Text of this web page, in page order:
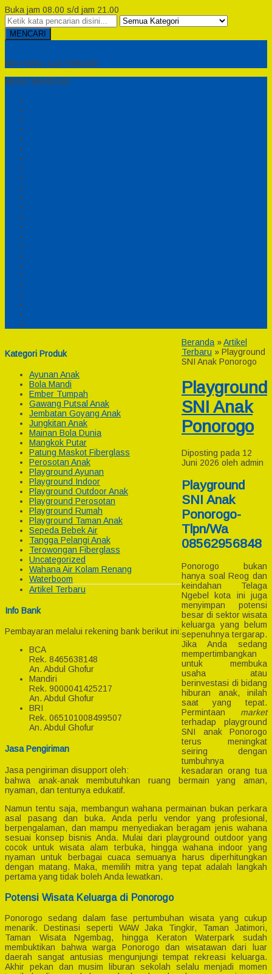
Buka jam 08.00 s/d jam 21.00
MENCARI
Min Haitsu Laa Yahtasib
MENU NAVIGASI
Kategori Produk
Ayunan Anak
Bola Mandi
Ember Tumpah
Gawang Putsal Anak
Jembatan Goyang Anak
Jungkitan Anak
Mainan Bola Dunia
Mangkok Putar
Patung Maskot Fiberglass
Perosotan Anak
Playground Ayunan
Playground Indoor
Playground Outdoor Anak
Playground Perosotan
Playground Rumah
Playground Taman Anak
Sepeda Bebek Air
Tangga Pelangi Anak
Terowongan Fiberglass
Uncategorized
Wahana Air Kolam Renang
Waterboom
Artikel Terbaru
Info Bank
Pembayaran melalui rekening bank berikut ini:
BCA
Rek. 8465638148
An. Abdul Ghofur
Mandiri
Rek. 9000041425217
An. Abdul Ghofur
BRI
Rek. 065101008499507
An. Abdul Ghofur
Jasa Pengiriman
Jasa pengiriman disupport oleh:
Beranda »Artikel
Terbaru » Playground
SNI Anak Ponorogo
Playground
SNI Anak
Ponorogo
Diposting pada 12
Juni 2026 oleh admin
Playground
SNI Anak
Ponorogo-
Tlpn/Wa
08562956848
Ponorogo bukan
hanya soal Reog dan
keindahan Telaga
Ngebel kota ini juga
menyimpan potensi
besar di sektor wisata
keluarga yang belum
sepenuhnya tergarap.
Jika Anda sedang
mempertimbangkan
untuk membuka
usaha atau
berinvestasi di bidang
hiburan anak, inilah
saat yang tepat.
Permintaan market
terhadap playground
SNI anak Ponorogo
terus meningkat
seiring dengan
tumbuhnya
kesadaran orang tua
bahwa anak-anak membutuhkan ruang bermain yang aman,
nyaman, dan tentunya edukatif.
Namun tentu saja, membangun wahana permainan bukan perkara
asal pasang dan buka. Anda perlu vendor yang profesional,
berpengalaman, dan mampu menyediakan beragam jenis wahana
sesuai konsep bisnis Anda. Mulai dari playground outdoor yang
cocok untuk wisata alam terbuka, hingga wahana indoor yang
nyaman untuk berbagai cuaca semuanya harus diperhitungkan
dengan matang. Maka, memilih mitra yang tepat adalah langkah
pertama yang tidak boleh Anda lewatkan.
Potensi Wisata Keluarga di Ponorogo
Ponorogo sedang dalam fase pertumbuhan wisata yang cukup
menarik. Destinasi seperti WAW Jaka Tingkir, Taman Jatimori,
Taman Wisata Ngembag, hingga Keraton Waterpark sudah
membuktikan bahwa warga Ponorogo dan wisatawan dari luar
daerah sangat antusias mengunjungi tempat rekreasi keluarga.
Akhir pekan dan musim liburan sekolah selalu menjadi momen